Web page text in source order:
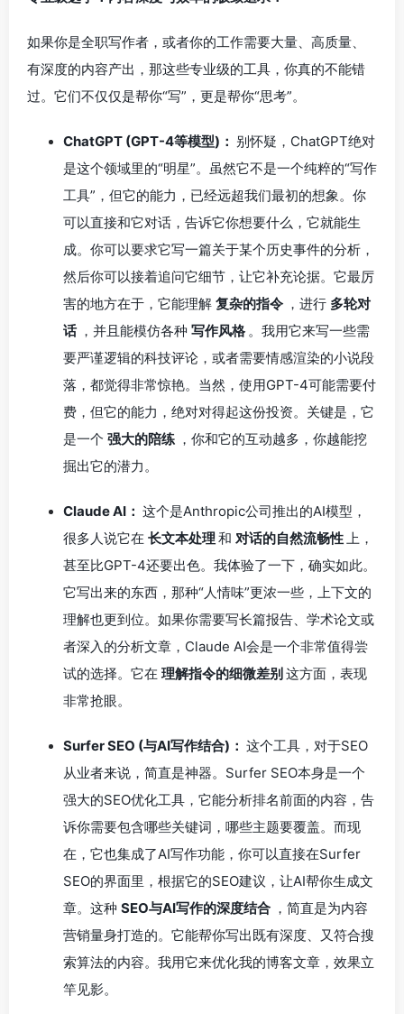
如果你是全职写作者，或者你的工作需要大量、高质量、
有深度的内容产出，那这些专业级的工具，你真的不能错
过。它们不仅仅是帮你“写”，更是帮你“思考”。
ChatGPT (GPT-4等模型)： 别怀疑，ChatGPT绝对
是这个领域里的“明星”。虽然它不是一个纯粹的“写作
工具”，但它的能力，已经远超我们最初的想象。你
可以直接和它对话，告诉它你想要什么，它就能生
成。你可以要求它写一篇关于某个历史事件的分析，
然后你可以接着追问它细节，让它补充论据。它最厉
害的地方在于，它能理解 复杂的指令 ，进行 多轮对
话 ，并且能模仿各种 写作风格 。我用它来写一些需
要严谨逻辑的科技评论，或者需要情感渲染的小说段
落，都觉得非常惊艳。当然，使用GPT-4可能需要付
费，但它的能力，绝对对得起这份投资。关键是，它
是一个 强大的陪练 ，你和它的互动越多，你越能挖
掘出它的潜力。
Claude AI： 这个是Anthropic公司推出的AI模型，
很多人说它在 长文本处理和 对话的自然流畅性 上，
甚至比GPT-4还要出色。我体验了一下，确实如此。
它写出来的东西，那种“人情味”更浓一些，上下文的
理解也更到位。如果你需要写长篇报告、学术论文或
者深入的分析文章，Claude AI会是一个非常值得尝
试的选择。它在 理解指令的细微差别这方面，表现
非常抢眼。
Surfer SEO (与AI写作结合)： 这个工具，对于SEO
从业者来说，简直是神器。Surfer SEO本身是一个
强大的SEO优化工具，它能分析排名前面的内容，告
诉你需要包含哪些关键词，哪些主题要覆盖。而现
在，它也集成了AI写作功能，你可以直接在Surfer
SEO的界面里，根据它的SEO建议，让AI帮你生成文
章。这种 SEO与AI写作的深度结合 ，简直是为内容
营销量身打造的。它能帮你写出既有深度、又符合搜
索算法的内容。我用它来优化我的博客文章，效果立
竿见影。